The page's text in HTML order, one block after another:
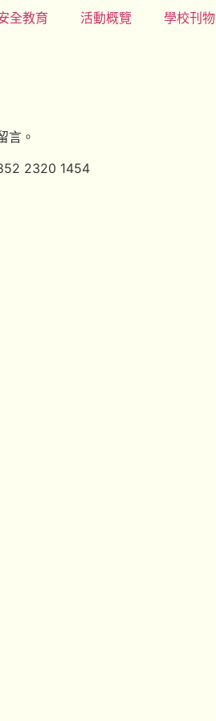
全教育 活動概覽 學校刊物
言。
2320 1454